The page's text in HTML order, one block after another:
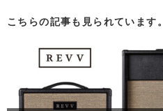
こちらの記事も見られています。